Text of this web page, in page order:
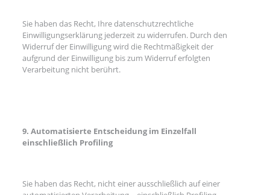
Sie haben das Recht, Ihre datenschutzrechtliche
Einwilligungserklärung jederzeit zu widerrufen. Durch den
Widerruf der Einwilligung wird die Rechtmäßigkeit der
aufgrund der Einwilligung bis zum Widerruf erfolgten
Verarbeitung nicht berührt.
9. Automatisierte Entscheidung im Einzelfall
einschließlich Profiling
Sie haben das Recht, nicht einer ausschließlich auf einer